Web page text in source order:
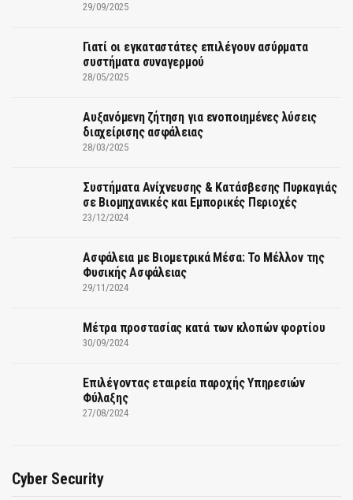
29/09/2025
Γιατί οι εγκαταστάτες επιλέγουν ασύρματα
συστήματα συναγερμού
28/05/2025
Αυξανόμενη ζήτηση για ενοποιημένες λύσεις
διαχείρισης ασφάλειας
28/03/2025
Συστήματα Ανίχνευσης & Κατάσβεσης Πυρκαγιάς
σε Βιομηχανικές και Εμπορικές Περιοχές
23/12/2024
Ασφάλεια με Βιομετρικά Μέσα: Το Μέλλον της
Φυσικής Ασφάλειας
29/11/2024
Μέτρα προστασίας κατά των κλοπών φορτίου
30/09/2024
Επιλέγοντας εταιρεία παροχής Υπηρεσιών
Φύλαξης
27/08/2024
Cyber Security